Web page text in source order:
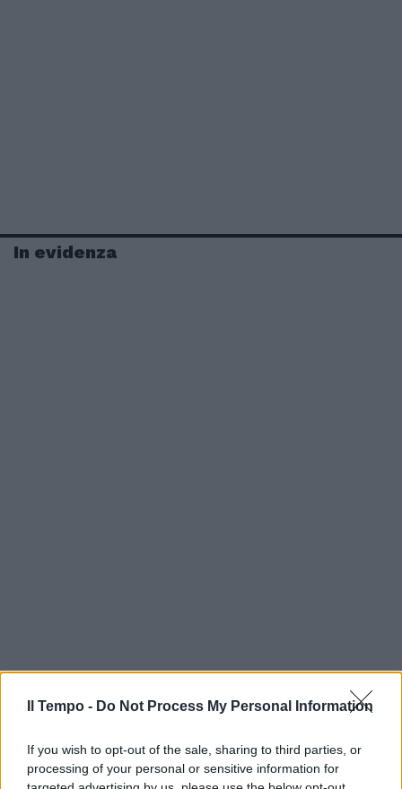
Il Tempo - Do Not Process My Personal Information
If you wish to opt-out of the sale, sharing to third parties, or
processing of your personal or sensitive information for
In evidenza